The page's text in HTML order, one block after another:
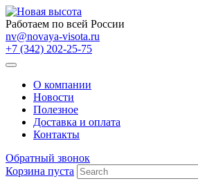
Работаем по всей России
nv@novaya-visota.ru
+7 (342) 202-25-75
О компании
Новости
Полезное
Доставка и оплата
Контакты
Обратный звонок
Корзина пуста